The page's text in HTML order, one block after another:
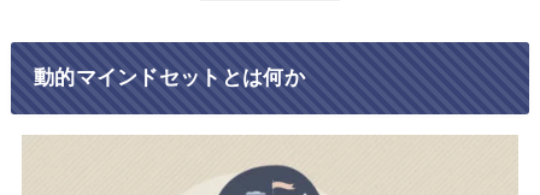
動的マインドセットとは何か